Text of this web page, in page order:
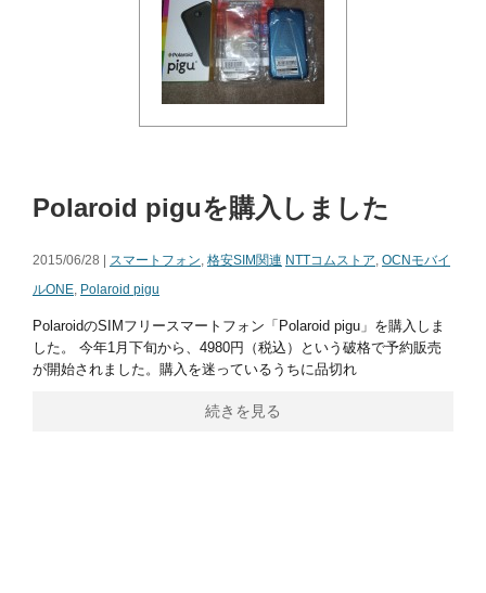
Polaroid piguを購入しました
2015/06/28 | スマートフォン, 格安SIM関連 NTTコムストア, OCNモバイ
ルONE, Polaroid pigu
PolaroidのSIMフリースマートフォン「Polaroid pigu」を購入しま
した。 今年1月下旬から、4980円（税込）という破格で予約販売
が開始されました。購入を迷っているうちに品切れ
続きを見る